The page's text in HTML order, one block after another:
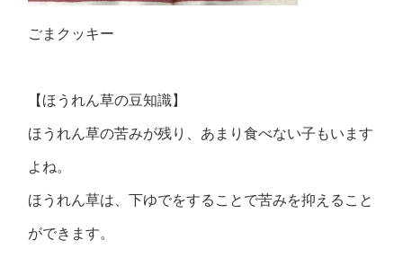
ごまクッキー
【ほうれん草の豆知識】
ほうれん草の苦みが残り、あまり食べない子もいます
よね。
ほうれん草は、下ゆでをすることで苦みを抑えること
ができます。